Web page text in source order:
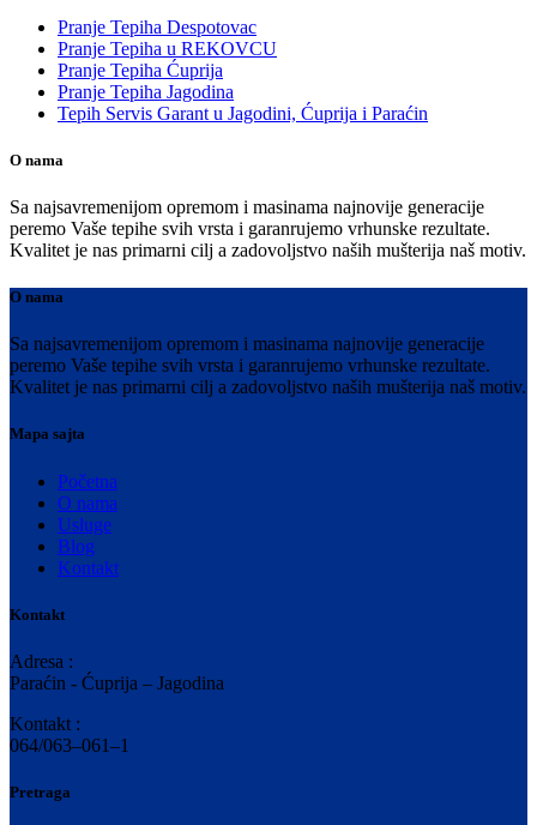
Pranje Tepiha Despotovac
Pranje Tepiha u REKOVCU
Pranje Tepiha Ćuprija
Pranje Tepiha Jagodina
Tepih Servis Garant u Jagodini, Ćuprija i Paraćin
O nama
Sa najsavremenijom opremom i masinama najnovije generacije
peremo Vaše tepihe svih vrsta i garanrujemo vrhunske rezultate.
Kvalitet je nas primarni cilj a zadovoljstvo naših mušterija naš motiv.
O nama
Sa najsavremenijom opremom i masinama najnovije generacije
peremo Vaše tepihe svih vrsta i garanrujemo vrhunske rezultate.
Kvalitet je nas primarni cilj a zadovoljstvo naših mušterija naš motiv.
Mapa sajta
Početna
O nama
Usluge
Blog
Kontakt
Kontakt
Adresa :
Paraćin - Ćuprija – Jagodina
Kontakt :
064/063–061–1
Pretraga